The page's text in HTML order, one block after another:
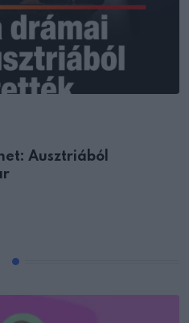
Ausztriából